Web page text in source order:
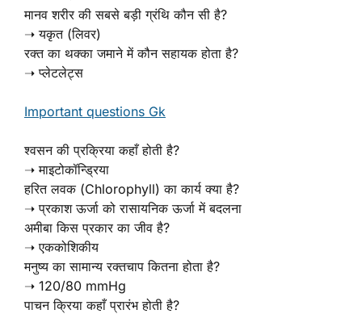
मानव शरीर की सबसे बड़ी ग्रंथि कौन सी है?
➝ यकृत (लिवर)
रक्त का थक्का जमाने में कौन सहायक होता है?
➝ प्लेटलेट्स
Important questions Gk
श्वसन की प्रक्रिया कहाँ होती है?
➝ माइटोकॉन्ड्रिया
हरित लवक (Chlorophyll) का कार्य क्या है?
➝ प्रकाश ऊर्जा को रासायनिक ऊर्जा में बदलना
अमीबा किस प्रकार का जीव है?
➝ एककोशिकीय
मनुष्य का सामान्य रक्तचाप कितना होता है?
➝ 120/80 mmHg
पाचन क्रिया कहाँ प्रारंभ होती है?